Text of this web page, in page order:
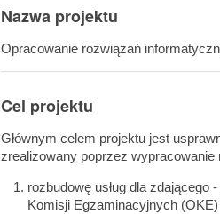
Nazwa projektu
Opracowanie rozwiązań
Cel projektu
Głównym celem projektu jest
zrealizowany poprzez
rozbudowę usług dla
Komisji Egzaminacyjnych